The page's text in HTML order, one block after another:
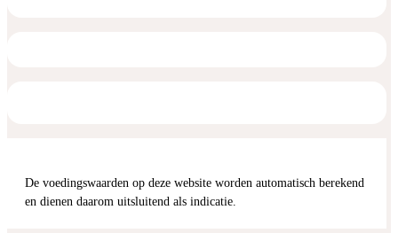
De voedingswaarden op deze website worden automatisch berekend
en dienen daarom uitsluitend als indicatie.